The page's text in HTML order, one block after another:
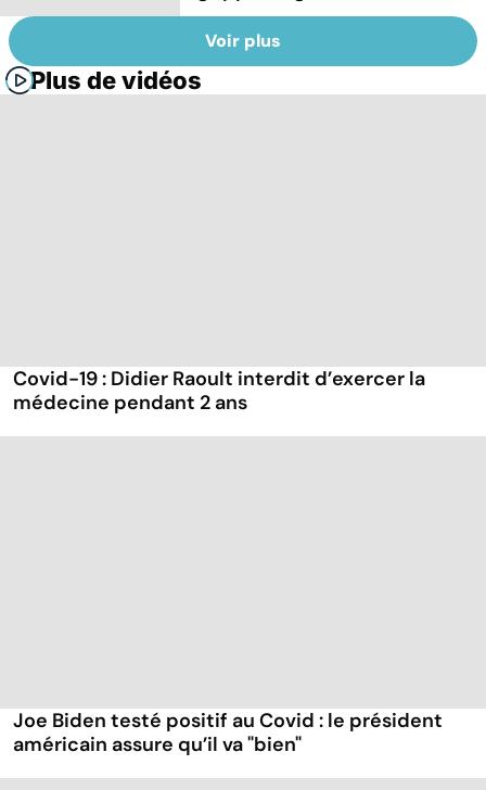
Voir plus
Plus de vidéos
Covid-19 : Didier Raoult interdit d’exercer la
médecine pendant 2 ans
Joe Biden testé positif au Covid : le président
américain assure qu’il va "bien"